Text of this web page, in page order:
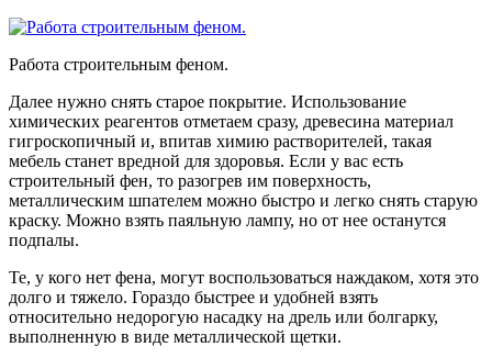
Работа строительным феном.
Далее нужно снять старое покрытие. Использование
химических реагентов отметаем сразу, древесина материал
гигроскопичный и, впитав химию растворителей, такая
мебель станет вредной для здоровья. Если у вас есть
строительный фен, то разогрев им поверхность,
металлическим шпателем можно быстро и легко снять старую
краску. Можно взять паяльную лампу, но от нее останутся
подпалы.
Те, у кого нет фена, могут воспользоваться наждаком, хотя это
долго и тяжело. Гораздо быстрее и удобней взять
относительно недорогую насадку на дрель или болгарку,
выполненную в виде металлической щетки.